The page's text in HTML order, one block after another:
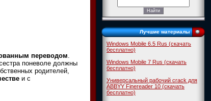
переводом
поневоле должны
родителей,
и с
Лучшие материалы
Windows Mobile 6.5 Rus (скачать
бесплатно)
Windows Mobile 7 Rus (скачать
бесплатно)
Универсальный рабочий crack для
ABBYY Finereader 10 (скачать
бесплатно)